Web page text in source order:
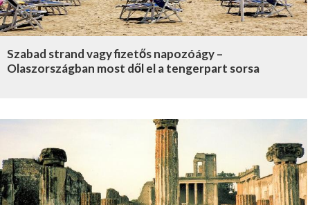
Szabad strand vagy fizetős napozóágy –
Olaszországban most dől el a tengerpart sorsa